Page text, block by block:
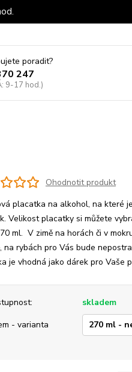
poradit?
247
9-17 hod.)
Ohodnotit produkt
placatka na alkohol, na které
Velikost placatky si můžete
ml. V zimě na horách či v
na rybách pro Vás bude
je vhodná jako dárek pro Vaše
skladem
- varianta